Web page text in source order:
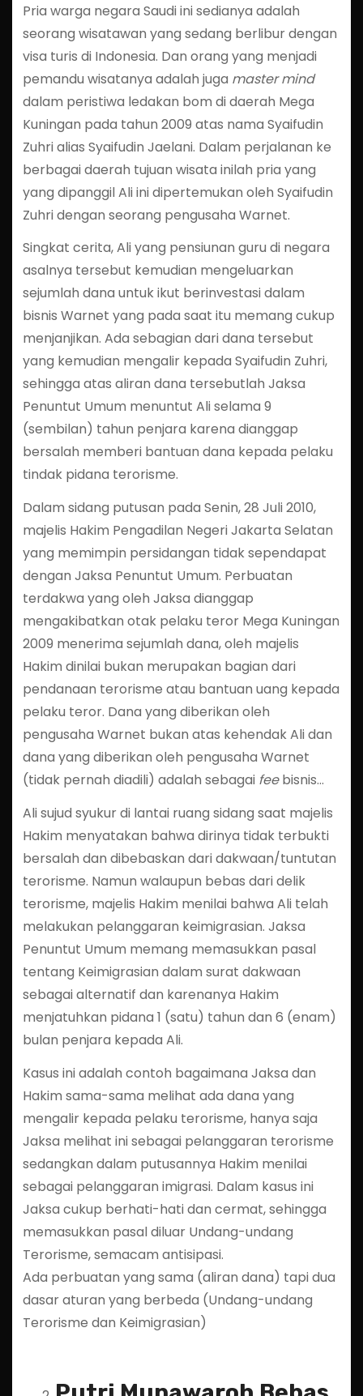
Pria warga negara Saudi ini sedianya adalah
seorang wisatawan yang sedang berlibur dengan
visa turis di Indonesia. Dan orang yang menjadi
pemandu wisatanya adalah juga master mind
dalam peristiwa ledakan bom di daerah Mega
Kuningan pada tahun 2009 atas nama Syaifudin
Zuhri alias Syaifudin Jaelani. Dalam perjalanan ke
berbagai daerah tujuan wisata inilah pria yang
yang dipanggil Ali ini dipertemukan oleh Syaifudin
Zuhri dengan seorang pengusaha Warnet.
Singkat cerita, Ali yang pensiunan guru di negara
asalnya tersebut kemudian mengeluarkan
sejumlah dana untuk ikut berinvestasi dalam
bisnis Warnet yang pada saat itu memang cukup
menjanjikan. Ada sebagian dari dana tersebut
yang kemudian mengalir kepada Syaifudin Zuhri,
sehingga atas aliran dana tersebutlah Jaksa
Penuntut Umum menuntut Ali selama 9
(sembilan) tahun penjara karena dianggap
bersalah memberi bantuan dana kepada pelaku
tindak pidana terorisme.
Dalam sidang putusan pada Senin, 28 Juli 2010,
majelis Hakim Pengadilan Negeri Jakarta Selatan
yang memimpin persidangan tidak sependapat
dengan Jaksa Penuntut Umum. Perbuatan
terdakwa yang oleh Jaksa dianggap
mengakibatkan otak pelaku teror Mega Kuningan
2009 menerima sejumlah dana, oleh majelis
Hakim dinilai bukan merupakan bagian dari
pendanaan terorisme atau bantuan uang kepada
pelaku teror. Dana yang diberikan oleh
pengusaha Warnet bukan atas kehendak Ali dan
dana yang diberikan oleh pengusaha Warnet
(tidak pernah diadili) adalah sebagai feebisnis…
Ali sujud syukur di lantai ruang sidang saat majelis
Hakim menyatakan bahwa dirinya tidak terbukti
bersalah dan dibebaskan dari dakwaan/tuntutan
terorisme. Namun walaupun bebas dari delik
terorisme, majelis Hakim menilai bahwa Ali telah
melakukan pelanggaran keimigrasian. Jaksa
Penuntut Umum memang memasukkan pasal
tentang Keimigrasian dalam surat dakwaan
sebagai alternatif dan karenanya Hakim
menjatuhkan pidana 1 (satu) tahun dan 6 (enam)
bulan penjara kepada Ali.
Kasus ini adalah contoh bagaimana Jaksa dan
Hakim sama-sama melihat ada dana yang
mengalir kepada pelaku terorisme, hanya saja
Jaksa melihat ini sebagai pelanggaran terorisme
sedangkan dalam putusannya Hakim menilai
sebagai pelanggaran imigrasi. Dalam kasus ini
Jaksa cukup berhati-hati dan cermat, sehingga
memasukkan pasal diluar Undang-undang
Terorisme, semacam antisipasi.
Ada perbuatan yang sama (aliran dana) tapi dua
dasar aturan yang berbeda (Undang-undang
Terorisme dan Keimigrasian)